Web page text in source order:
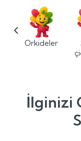
Orkideler
İlginizi